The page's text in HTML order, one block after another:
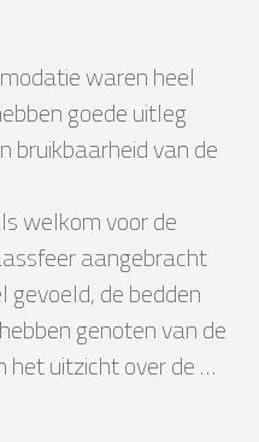
waren heel
goede uitleg
bruikbaarheid van de
welkom voor de
aangebracht
de bedden
genoten van de
het uitzicht over de …